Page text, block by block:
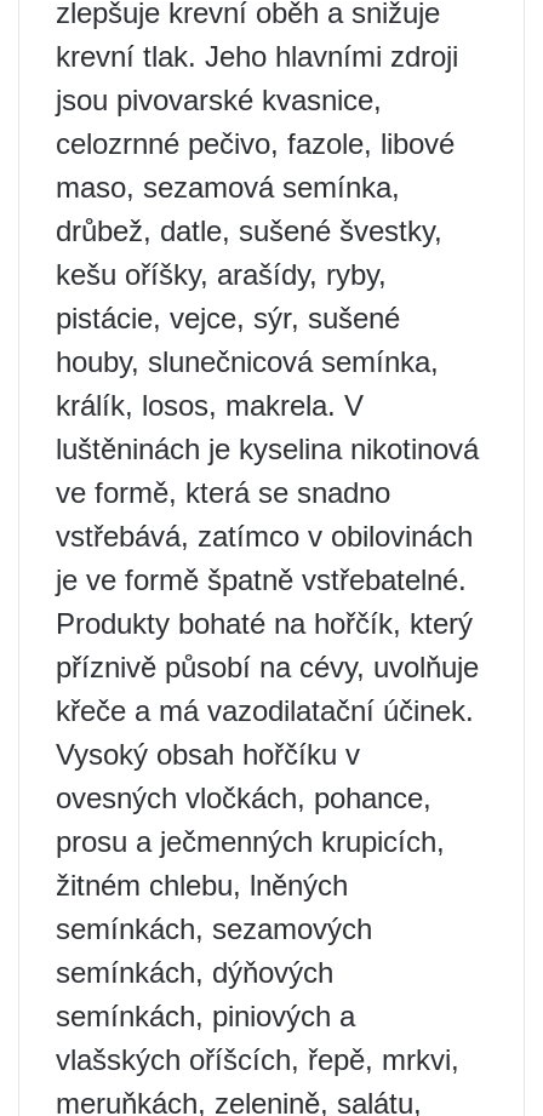
zlepšuje krevní oběh a snižuje
krevní tlak. Jeho hlavními zdroji
jsou pivovarské kvasnice,
celozrnné pečivo, fazole, libové
maso, sezamová semínka,
drůbež, datle, sušené švestky,
kešu oříšky, arašídy, ryby,
pistácie, vejce, sýr, sušené
houby, slunečnicová semínka,
králík, losos, makrela. V
luštěninách je kyselina nikotinová
ve formě, která se snadno
vstřebává, zatímco v obilovinách
je ve formě špatně vstřebatelné.
Produkty bohaté na hořčík, který
příznivě působí na cévy, uvolňuje
křeče a má vazodilatační účinek.
Vysoký obsah hořčíku v
ovesných vločkách, pohance,
prosu a ječmenných krupicích,
žitném chlebu, lněných
semínkách, sezamových
semínkách, dýňových
semínkách, piniových a
vlašských oříšcích, řepě, mrkvi,
meruňkách, zelenině, salátu,